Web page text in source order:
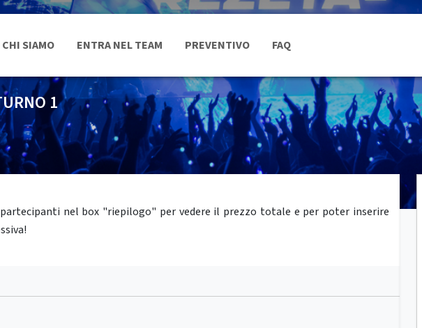
CHI SIAMO ENTRA NEL TEAM PREVENTIVO FAQ
1
nel box "riepilogo" per vedere il prezzo totale e per poter inserire